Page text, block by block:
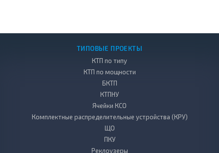
ТИПОВЫЕ ПРОЕКТЫ
КТП по типу
КТП по мощности
БКТП
КТПНУ
Ячейки КСО
Комплектные распределительные устройства (КРУ)
ЩО
ПКУ
Реклоузеры